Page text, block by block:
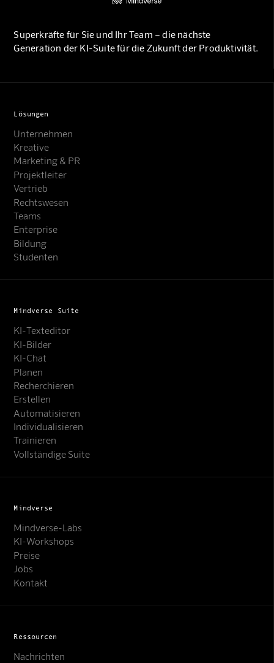
Superkräfte für Sie und Ihr Team – die nächste
Generation der KI-Suite für die Zukunft der Produktivität.
Lösungen
Unternehmen
Kreative
Marketing & PR
Projektleiter
Vertrieb
Rechtswesen
Teams
Enterprise
Bildung
Studenten
Mindverse Suite
KI-Texteditor
KI-Bilder
KI-Chat
Planen
Recherchieren
Erstellen
Automatisieren
Individualisieren
Trainieren
Vollständige Suite
Mindverse
Mindverse-Labs
KI-Workshops
Preise
Jobs
Kontakt
Ressourcen
Nachrichten